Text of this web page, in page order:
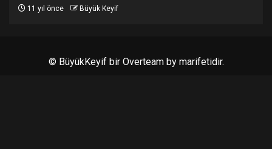
11 yıl önce Büyük Keyif
© BüyükKeyif bir Overteamby marifetidir.